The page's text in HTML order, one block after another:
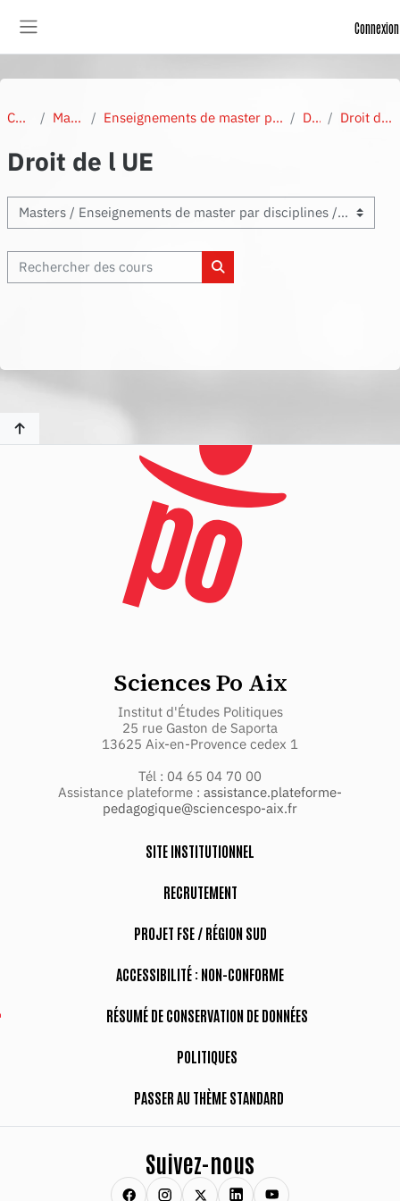
Connexion
Cours Masters Enseignements de master par disciplines Droit Droit de l UE
Droit de l UE
Enseignements
Rechercher des cours
Rechercher des cours
Sciences Po Aix
Institut d'Études Politiques
25 rue Gaston de Saporta
13625 Aix-en-Provence cedex 1
Tél : 04 65 04 70 00
Assistance plateforme : assistance.plateforme-
pedagogique@sciencespo-aix.fr
SITE INSTITUTIONNEL
RECRUTEMENT
PROJET FSE / RÉGION SUD
ACCESSIBILITÉ : NON-CONFORME
RÉSUMÉ DE CONSERVATION DE DONNÉES
POLITIQUES
PASSER AU THÈME STANDARD
Suivez-nous